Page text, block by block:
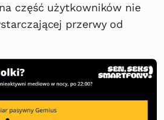
część użytkowników nie
przerwy od